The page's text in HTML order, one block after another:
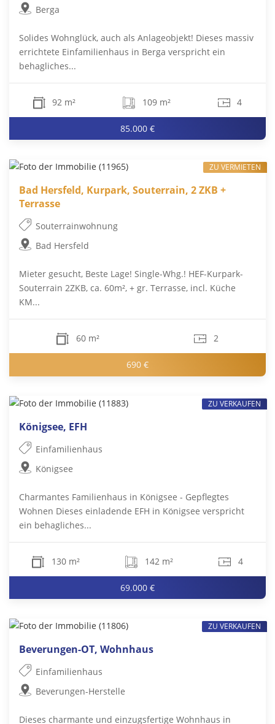
Berga
Solides Wohnglück, auch als Anlageobjekt! Dieses massiv
errichtete Einfamilienhaus in Berga verspricht ein
behagliches...
92 m² 109 m² 4
85.000 €
Bad Hersfeld, Kurpark, Souterrain, 2 ZKB +
Terrasse
Souterrainwohnung
Bad Hersfeld
Mieter gesucht, Beste Lage! Single-Whg.! HEF-Kurpark-
Souterrain 2ZKB, ca. 60m², + gr. Terrasse, incl. Küche
KM...
60 m² 2
690 €
ZU VERMIETEN
Königsee, EFH
Einfamilienhaus
Königsee
Charmantes Familienhaus in Königsee - Gepflegtes
Wohnen Dieses einladende EFH in Königsee verspricht
ein behagliches...
130 m² 142 m² 4
69.000 €
ZU VERKAUFEN
Beverungen-OT, Wohnhaus
Einfamilienhaus
Beverungen-Herstelle
Dieses charmante und einzugsfertige Wohnhaus in
ZU VERKAUFEN